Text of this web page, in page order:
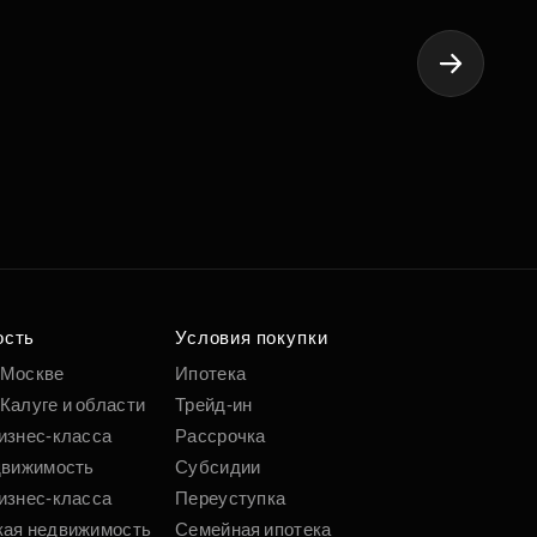
и области
класса
класса
недвижимость
Условия покупки
Ипотека
Трейд-ин
Рассрочка
Субсидии
Переуступка
Семейная ипотека